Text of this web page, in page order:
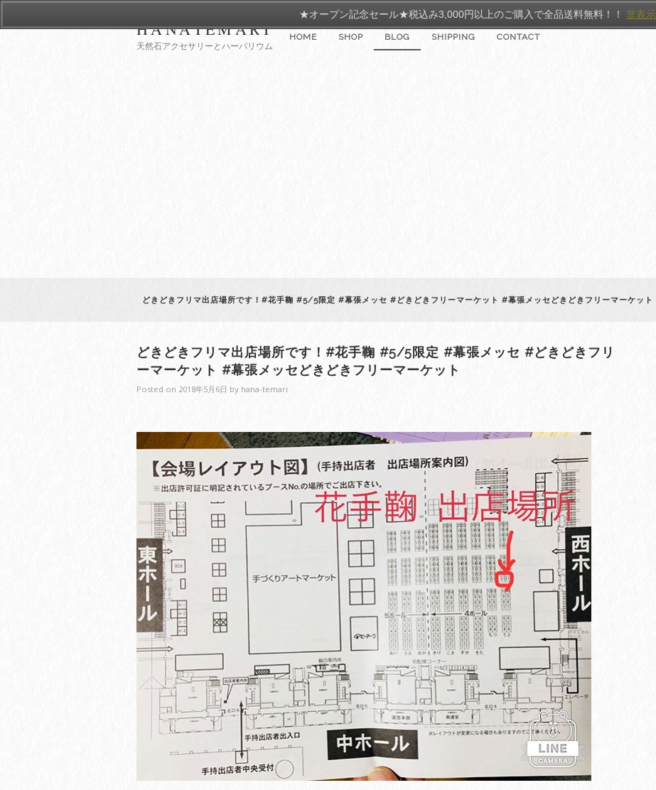
HANATEMARI
天然石アクセサリーとハーバリウム
HOME SHOP BLOG SHIPPING CONTACT
どきどきフリマ出店場所です！#花手鞠 #5/5限定 #幕張メッセ #どきどきフリーマーケット #幕張メッセどきどきフリーマーケット
どきどきフリマ出店場所です！#花手鞠 #5/5限定 #幕張メッセ #どきどきフリ
ーマーケット #幕張メッセどきどきフリーマーケット
Posted on 2018年5月6日 by hana-temari
★オープン記念セール★税込み3,000円以上のご購入で全品送料無料！！ 非表示